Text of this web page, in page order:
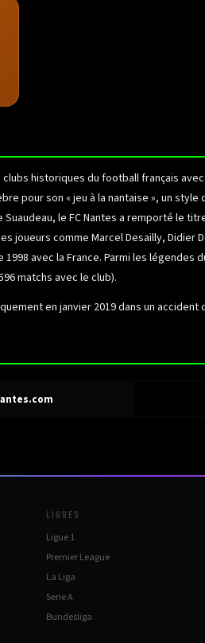
historiques du football français
pour son « jeu à la nantaise », un
le FC Nantes a remporté le
joueurs comme Marcel Desailly, Didier
avec la France. Parmi les légendes
matchs avec le club).
en janvier 2019 dans un
LIGUES
Ligue 1
Premier League
La Liga
Serie A
Bundesliga